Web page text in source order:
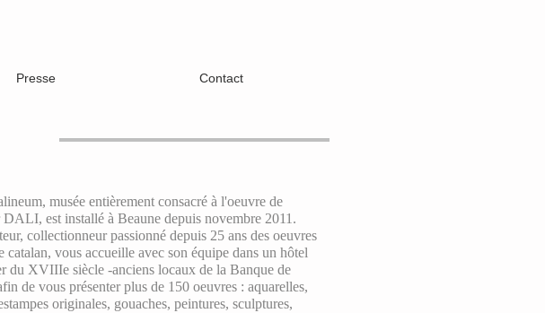
Presse Contact
musée entièrement consacré à l'oeuvre de
DALI, est installé à Beaune depuis novembre 2011.
collectionneur passionné depuis 25 ans des oeuvres
catalan, vous accueille avec son équipe dans un hôtel
du XVIIIe siècle -anciens locaux de la Banque de
de vous présenter plus de 150 oeuvres : aquarelles,
originales, gouaches, peintures, sculptures,